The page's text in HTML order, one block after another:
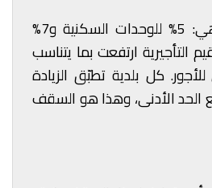
"النسب بقيت كما هي: 5% للوحدات السكنية و7%
التأجيرية ارتفعت بما يتناسب
كل بلدية تطبّق الزيادة
الأدنى، وهذا هو السقف